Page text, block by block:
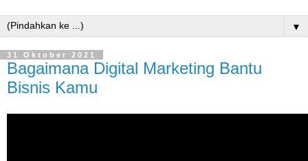
▼
31 Oktober 2021
Bagaimana Digital Marketing Bantu
Bisnis Kamu